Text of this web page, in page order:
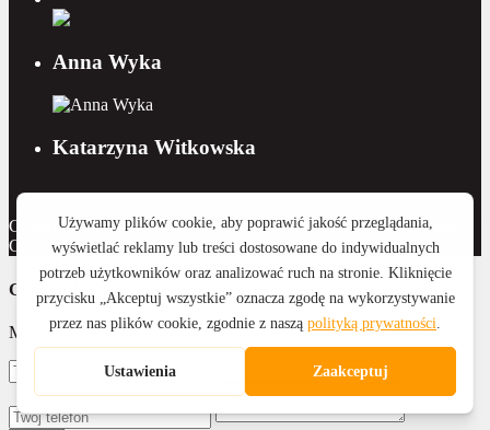
Anna Wyka
Katarzyna Witkowska
Copyright 2015 - 2026 Royal Home Nieruchomości | Wykonanie:
CreativeOne
Contact Us
Masz pytanie? Napisz do nas